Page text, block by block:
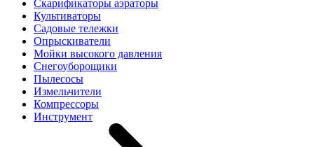
Скарификаторы аэраторы
Культиваторы
Садовые тележки
Опрыскиватели
Мойки высокого давления
Снегоуборощики
Пылесосы
Измельчители
Компрессоры
Инструмент